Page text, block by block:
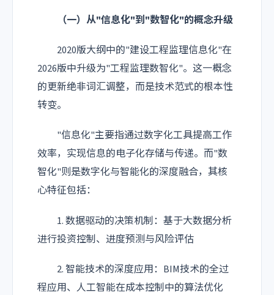
（一）从"信息化"到"数智化"的概念升级
2020版大纲中的"建设工程监理信息化"在
2026版中升级为"工程监理数智化"。这一概念
的更新绝非词汇调整，而是技术范式的根本性
转变。
"信息化"主要指通过数字化工具提高工作
效率，实现信息的电子化存储与传递。而"数
智化"则是数字化与智能化的深度融合，其核
心特征包括：
1. 数据驱动的决策机制：基于大数据分析
进行投资控制、进度预测与风险评估
2. 智能技术的深度应用：BIM技术的全过
程应用、人工智能在成本控制中的算法优化